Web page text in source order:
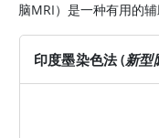
脑MRI）是一种有用的
印度墨染色法 (新型